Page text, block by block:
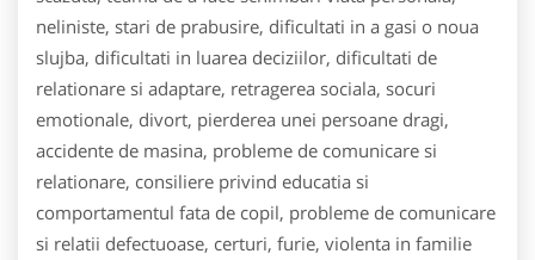
neliniste, stari de prabusire, dificultati in a gasi o noua
slujba, dificultati in luarea deciziilor, dificultati de
relationare si adaptare, retragerea sociala, socuri
emotionale, divort, pierderea unei persoane dragi,
accidente de masina, probleme de comunicare si
relationare, consiliere privind educatia si
comportamentul fata de copil, probleme de comunicare
si relatii defectuoase, certuri, furie, violenta in familie